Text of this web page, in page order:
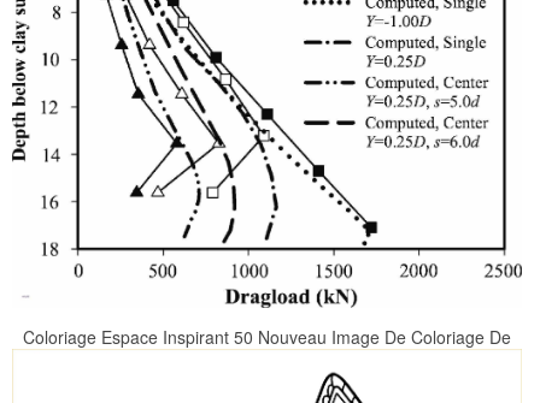
Coloriage Espace Inspirant 50 Nouveau Image De Coloriage De